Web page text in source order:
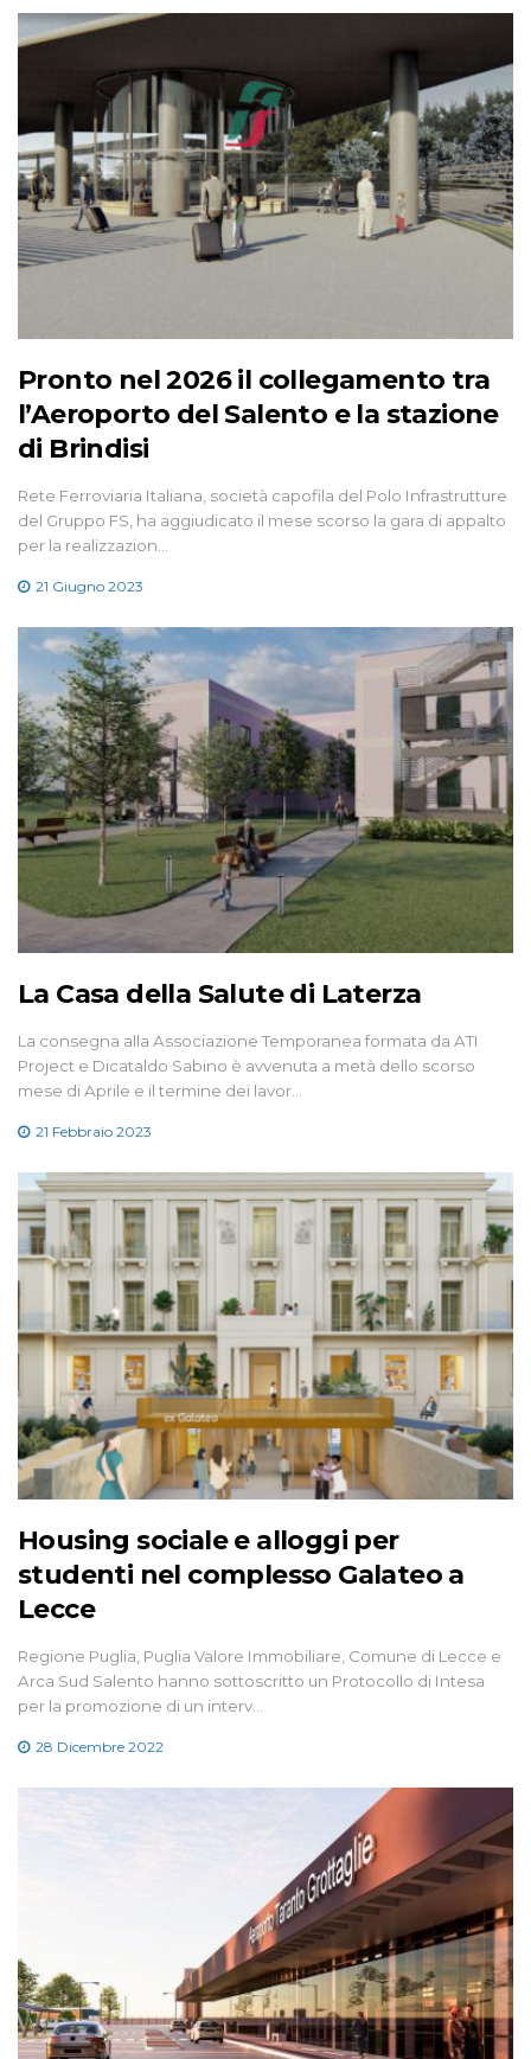
Pronto nel 2026 il collegamento tra
l’Aeroporto del Salento e la stazione
di Brindisi
Rete Ferroviaria Italiana, società capofila del Polo Infrastrutture
del Gruppo FS, ha aggiudicato il mese scorso la gara di appalto
per la realizzazion…
21 Giugno 2023
La Casa della Salute di Laterza
La consegna alla Associazione Temporanea formata da ATI
Project e Dicataldo Sabino è avvenuta a metà dello scorso
mese di Aprile e il termine dei lavor…
21 Febbraio 2023
Housing sociale e alloggi per
studenti nel complesso Galateo a
Lecce
Regione Puglia, Puglia Valore Immobiliare, Comune di Lecce e
Arca Sud Salento hanno sottoscritto un Protocollo di Intesa
per la promozione di un interv…
28 Dicembre 2022